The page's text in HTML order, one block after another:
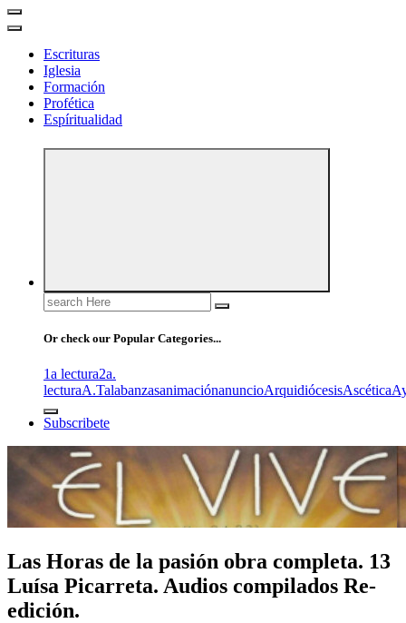
Escrituras
Iglesia
Formación
Profética
Espíritualidad
Search
for:
Or check our Popular Categories...
1a lectura2a.
lecturaA.TalabanzasanimaciónanuncioArquidiócesisAscética
Subscribete
Las Horas de la pasión obra completa. 13
Luísa Picarreta. Audios compilados Re-
edición.